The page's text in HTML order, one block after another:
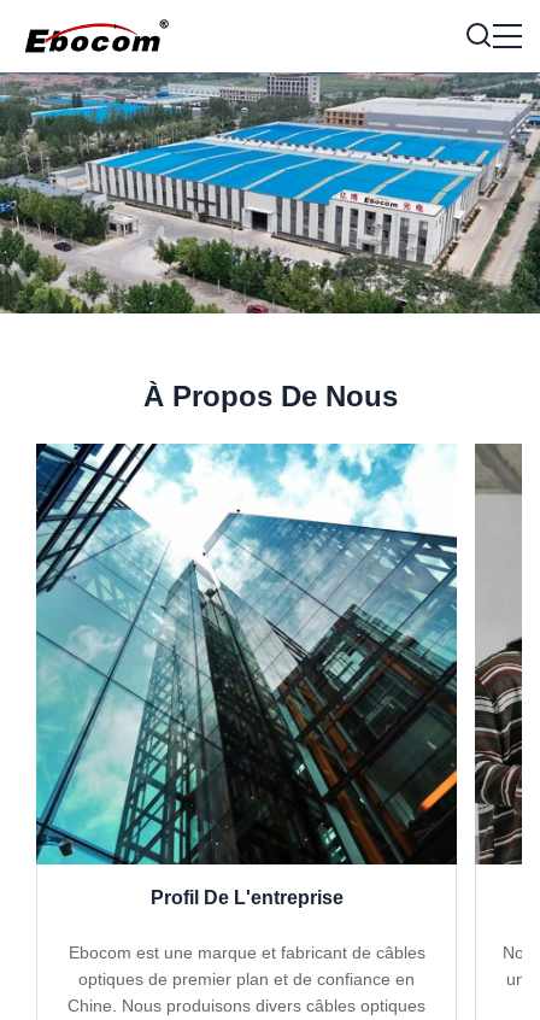
À Propos De Nous
Profil De L'entreprise
Ebocom est une marque et fabricant de câbles
optiques de premier plan et de confiance en
Chine. Nous produisons divers câbles optiques
une